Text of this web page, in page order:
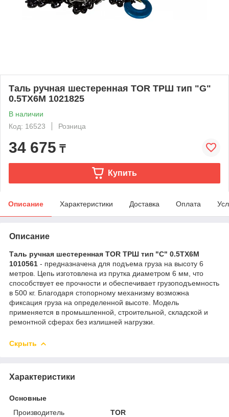
Таль ручная шестеренная TOR ТРШ тип "G"
0.5ТХ6М 1021825
В наличии
Код: 16523
Розница
34 675 ₸
Купить
Описание Характеристики Доставка Оплата
Описание
Таль ручная шестеренная TOR ТРШ тип "С" 0.5ТХ6М
1010561 - предназначена для подъема груза на высоту 6
метров. Цепь изготовлена из прутка диаметром 6 мм, что
способствует ее прочности и обеспечивает грузоподъемность
в 500 кг. Благодаря стопорному механизму возможна
фиксация груза на определенной высоте. Модель
применяется в промышленной, строительной, складской и
ремонтной сферах без излишней нагрузки.
Скрыть
Характеристики
Основные
Производитель
TOR